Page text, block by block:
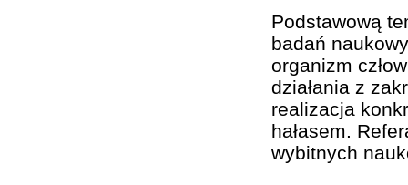
Podstawową
badań
organizm
działania z
realizacja
hałasem.
wybitnych